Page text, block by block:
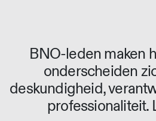
BNO-leden maken
onderscheiden
deskundigheid,
professionaliteit.